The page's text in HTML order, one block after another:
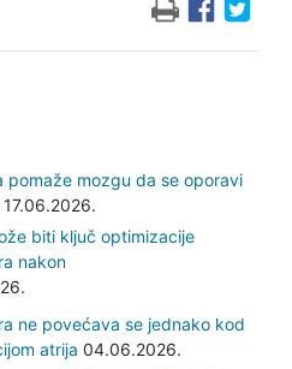
pomaže mozgu da se oporavi
17.06.2026.
biti ključ optimizacije
nakon
ne povećava se jednako kod
atrija 04.06.2026.